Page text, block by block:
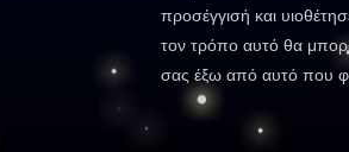
προσέγγισή και
τον τρόπο αυτό θα
σας έξω από αυτό που